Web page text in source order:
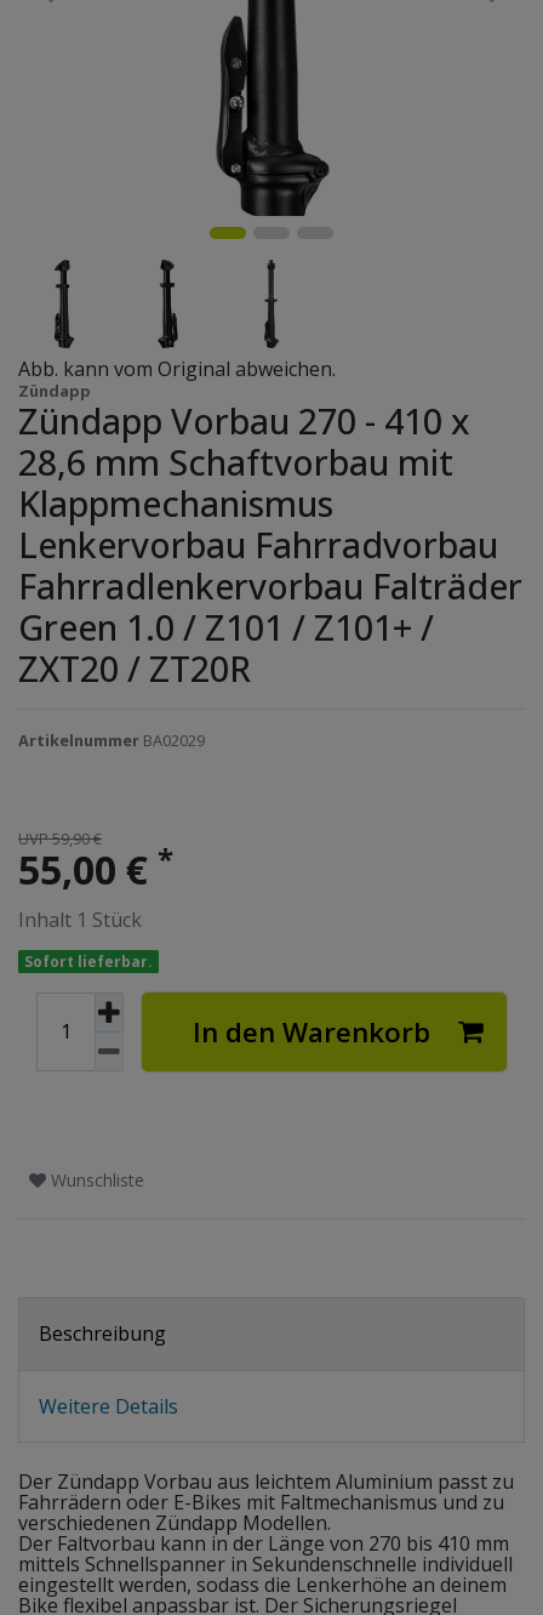
Abb. kann vom Original abweichen.
Zündapp
Zündapp Vorbau 270 - 410 x
28,6 mm Schaftvorbau mit
Klappmechanismus
Lenkervorbau Fahrradvorbau
Fahrradlenkervorbau Falträder
Green 1.0 / Z101 / Z101+ /
ZXT20 / ZT20R
Artikelnummer BA02029
UVP 59,90 €
55,00 € *
Inhalt 1 Stück
Sofort lieferbar.
In den Warenkorb
Wunschliste
Beschreibung
Weitere Details
Der Zündapp Vorbau aus leichtem Aluminium passt zu
Fahrrädern oder E-Bikes mit Faltmechanismus und zu
verschiedenen Zündapp Modellen.
Der Faltvorbau kann in der Länge von 270 bis 410 mm
mittels Schnellspanner in Sekundenschnelle individuell
eingestellt werden, sodass die Lenkerhöhe an deinem
Bike flexibel anpassbar ist. Der Sicherungsriegel